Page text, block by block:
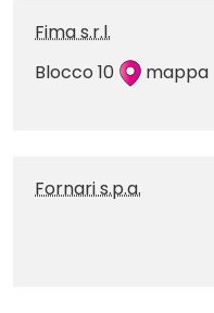
Fima s.r.l.
Blocco 10
mappa
Fornari s.p.a.